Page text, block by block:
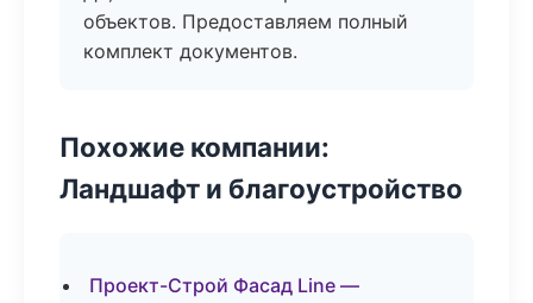
объектов. Предоставляем полный
комплект документов.
Похожие компании:
Ландшафт и благоустройство
Проект-Строй Фасад Line —